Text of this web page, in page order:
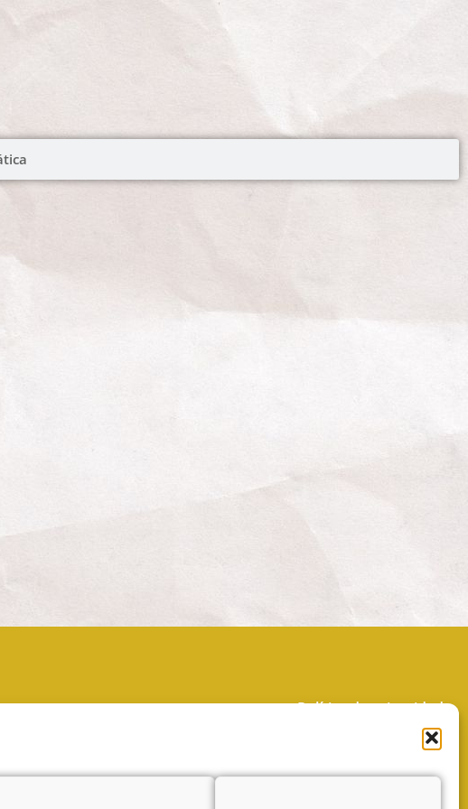
Política de privacidad
Política de cookies (UE)